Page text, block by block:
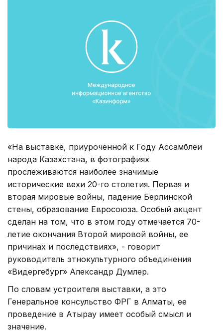
«На выставке, приуроченной к Году Ассамблеи
народа Казахстана, в фотографиях
прослеживаются наиболее значимые
исторические вехи 20-го столетия. Первая и
вторая мировые войны, падение Берлинской
стены, образование Евросоюза. Особый акцент
сделан на том, что в этом году отмечается 70-
летие окончания Второй мировой войны, ее
причинах и последствиях», - говорит
руководитель этнокультурного объединения
«Видергебург» Александр Думлер.
По словам устроителя выставки, а это
Генеральное консульство ФРГ в Алматы, ее
проведение в Атырау имеет особый смысл и
значение.